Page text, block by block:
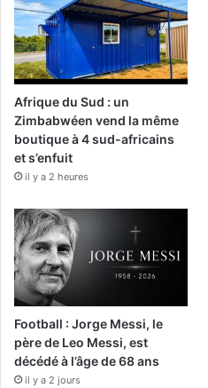
Afrique du Sud : un
Zimbabwéen vend la même
boutique à 4 sud-africains
et s’enfuit
il y a 2 heures
Football : Jorge Messi, le
père de Leo Messi, est
décédé à l’âge de 68 ans
il y a 2 jours